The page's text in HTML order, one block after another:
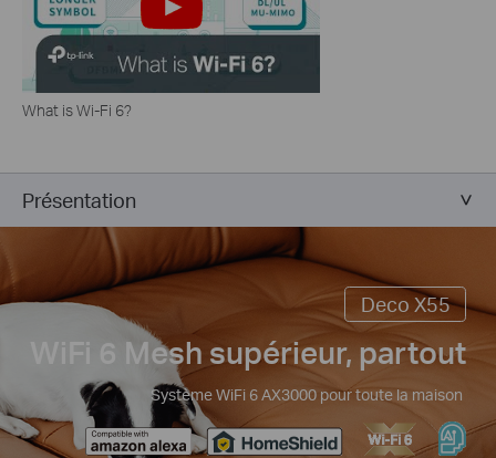
What is Wi-Fi 6?
Présentation
Deco X55
WiFi 6 Mesh supérieur, partout
Système WiFi 6 AX3000 pour toute la maison